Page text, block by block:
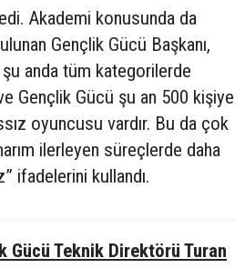
Akademi konusunda da
Gençlik Gücü Başkanı,
anda tüm kategorilerde
Gençlik Gücü şu an 500 kişiye
oyuncusu vardır. Bu da çok
ilerleyen süreçlerde daha
ifadelerini kullandı.
Gücü Teknik Direktörü Turan